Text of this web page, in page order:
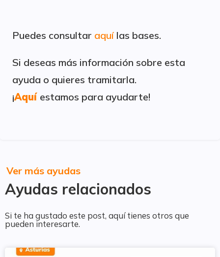
Puedes consultar aquílas bases.
Si deseas más información sobre esta
ayuda o quieres tramitarla.
¡Aquí estamos para ayudarte!
Ayudas relacionados
Ver más ayudas
Si te ha gustado este post, aquí tienes otros que
pueden interesarte.